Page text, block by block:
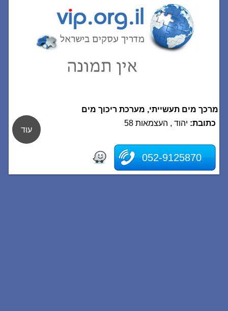
מרכך מים תעשייתי, מערכת ריכוך מים
כתובת: יהוד , העצמאות 58
052-9125870
עוד